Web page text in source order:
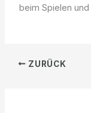
beim Spielen
ZURÜCK